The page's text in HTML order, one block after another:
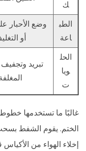
ك
الطب
اعة
وضع الأحبار
أو
الحل
ويا
ت
تبريد
غالبًا ما تستخدمها خطوط
الختم. يقوم الشفط
إخلاء الهواء من